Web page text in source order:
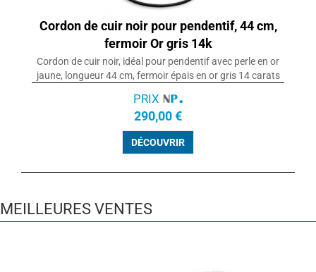
Cordon de cuir noir pour pendentif, 44 cm,
fermoir Or gris 14k
Cordon de cuir noir, idéal pour pendentif avec perle en or
jaune, longueur 44 cm, fermoir épais en or gris 14 carats
PRIX
290,00 €
DÉCOUVRIR
MEILLEURES VENTES